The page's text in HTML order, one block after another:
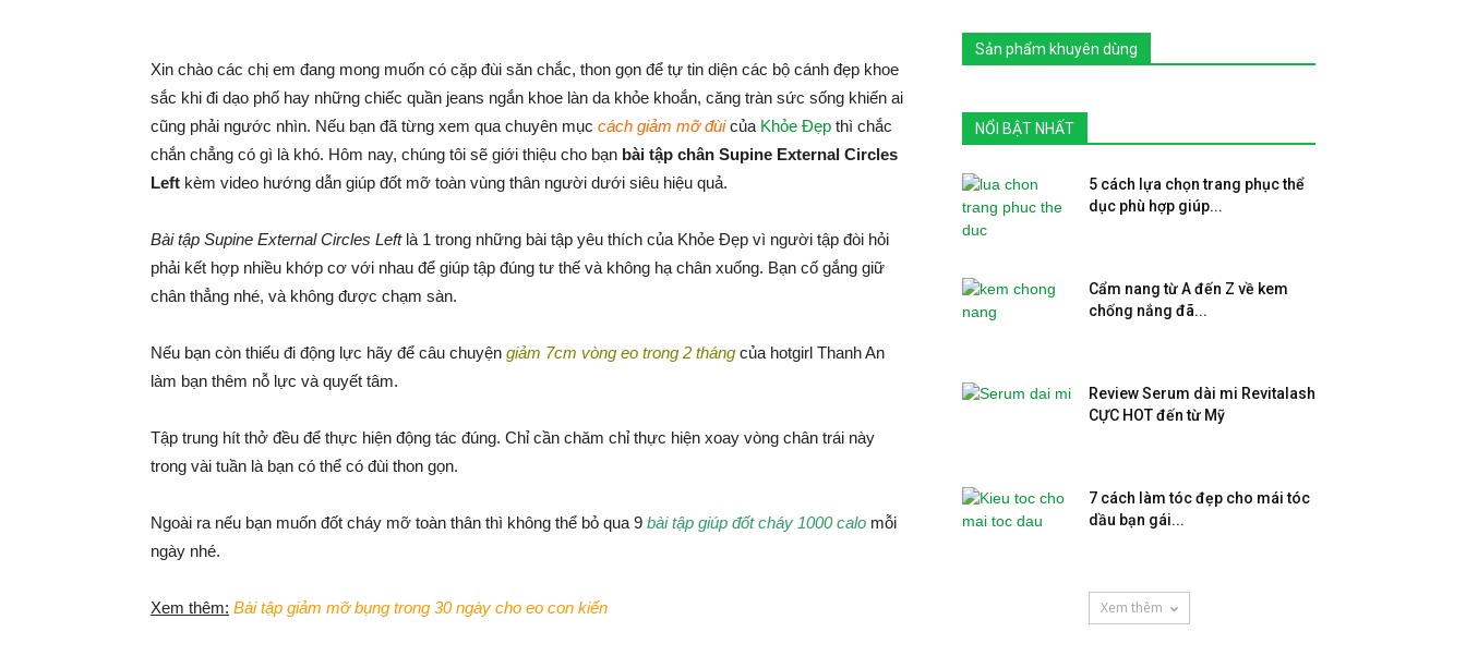
Xin chào các chị em đang mong muốn có cặp đùi săn chắc, thon gọn để tự tin diện các bộ cánh đẹp khoe
sắc khi đi dạo phố hay những chiếc quần jeans ngắn khoe làn da khỏe khoắn, căng tràn sức sống khiến ai
cũng phải ngước nhìn. Nếu bạn đã từng xem qua chuyên mục cách giảm mỡ đùicủa Khỏe Đẹp thì chắc
chắn chẳng có gì là khó. Hôm nay, chúng tôi sẽ giới thiệu cho bạn bài tập chân Supine External Circles
Left kèm video hướng dẫn giúp đốt mỡ toàn vùng thân người dưới siêu hiệu quả.
Bài tập Supine External Circles Leftlà 1 trong những bài tập yêu thích của Khỏe Đẹp vì người tập đòi hỏi
phải kết hợp nhiều khớp cơ với nhau để giúp tập đúng tư thế và không hạ chân xuống. Bạn cố gắng giữ
chân thẳng nhé, và không được chạm sàn.
Nếu bạn còn thiếu đi động lực hãy để câu chuyện giảm 7cm vòng eo trong 2 tháng của hotgirl Thanh An
làm bạn thêm nỗ lực và quyết tâm.
Tập trung hít thở đều để thực hiện động tác đúng. Chỉ cần chăm chỉ thực hiện xoay vòng chân trái này
trong vài tuần là bạn có thể có đùi thon gọn.
Ngoài ra nếu bạn muốn đốt cháy mỡ toàn thân thì không thể bỏ qua 9 bài tập giúp đốt cháy 1000 calo mỗi
ngày nhé.
Xem thêm: Bài tập giảm mỡ bụng trong 30 ngày cho eo con kiến
Sản phẩm khuyên dùng
NỔI BẬT NHẤT
5 cách lựa chọn trang phục thể
dục phù hợp giúp...
Cẩm nang từ A đến Z về kem
chống nắng đã...
Review Serum dài mi Revitalash
CỰC HOT đến từ Mỹ
7 cách làm tóc đẹp cho mái tóc
dầu bạn gái...
Xem thêm